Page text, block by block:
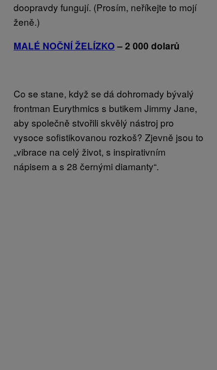
doopravdy fungují. (Prosím, neříkejte to mojí
ženě.)
MALÉ NOČNÍ ŽELÍZKO – 2 000 dolarů
Co se stane, když se dá dohromady bývalý
frontman Eurythmics s butikem Jimmy Jane,
aby společně stvořili skvělý nástroj pro
vysoce sofistikovanou rozkoš? Zjevně jsou to
„vibrace na celý život, s inspirativním
nápisem a s 28 černými diamanty“.